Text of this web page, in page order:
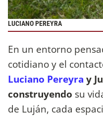
LUCIANO PEREYRA
En un entorno
cotidiano y el
Luciano Pereyra y
construyendo su
de Luján, cada